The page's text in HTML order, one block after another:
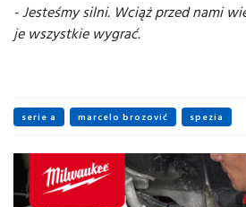
- Jesteśmy silni. Wciąż przed nami
je wszystkie wygrać.
serie a marcelo brozović spezia